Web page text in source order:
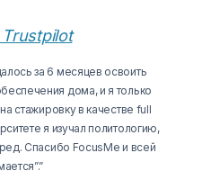
за 6 месяцев освоить
дома, и я только
стажировку в качестве full
я изучал политологию,
Спасибо FocusMe и всей